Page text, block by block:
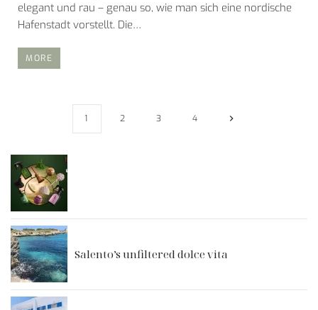
elegant und rau – genau so, wie man sich eine nordische
Hafenstadt vorstellt. Die…
MORE
1 2 3 4
Salento’s unfiltered dolce vita